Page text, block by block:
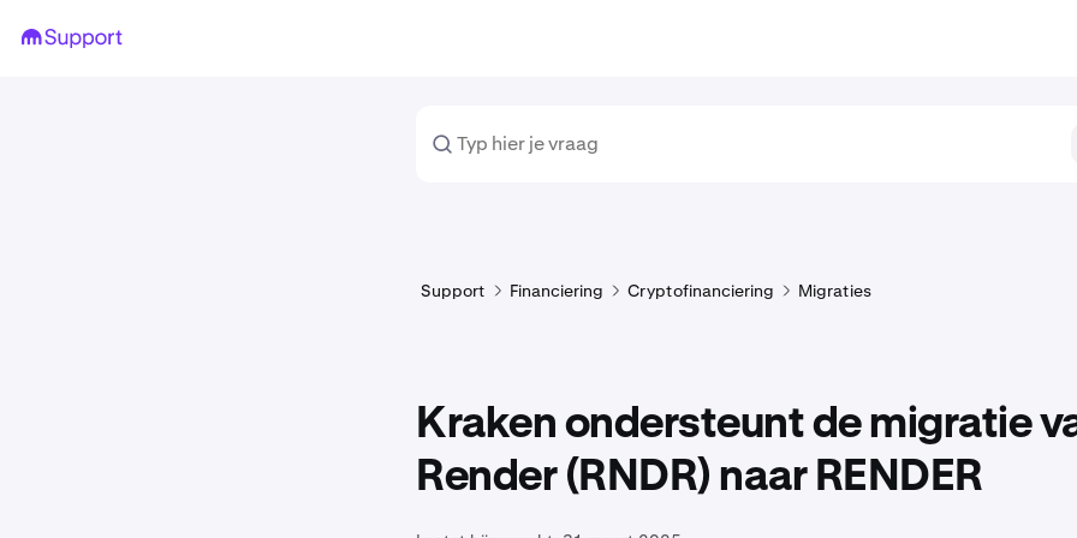
Support Financiering Cryptofinanciering Migraties
Kraken ondersteunt de migratie
Render (RNDR) naar RENDER